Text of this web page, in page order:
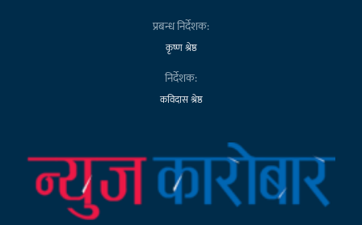
प्रबन्ध निर्देशक:
कृष्ण श्रेष्ठ
निर्देशक:
कविदास श्रेष्ठ